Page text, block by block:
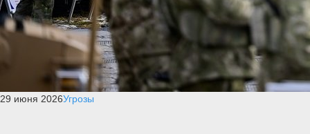
29 июня 2026Угрозы